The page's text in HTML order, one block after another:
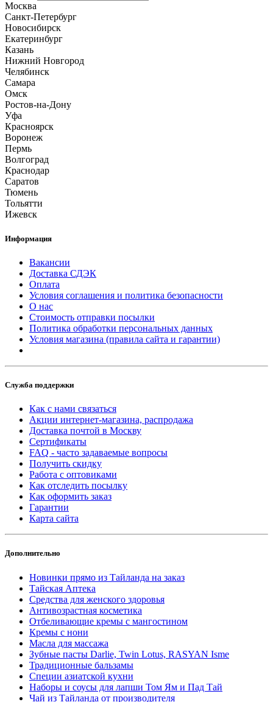
Москва
Санкт-Петербург
Новосибирск
Екатеринбург
Казань
Нижний Новгород
Челябинск
Самара
Омск
Ростов-на-Дону
Уфа
Красноярск
Воронеж
Пермь
Волгоград
Краснодар
Саратов
Тюмень
Тольятти
Ижевск
Информация
Вакансии
Доставка СДЭК
Оплата
Условия соглашения и политика безопасности
О нас
Стоимость отправки посылки
Политика обработки персональных данных
Условия магазина (правила сайта и гарантии)
Служба поддержки
Как с нами связаться
Акции интернет-магазина, распродажа
Доставка почтой в Москву
Сертификаты
FAQ - часто задаваемые вопросы
Получить скидку
Работа с оптовиками
Как отследить посылку
Как оформить заказ
Гарантии
Карта сайта
Дополнительно
Новинки прямо из Тайланда на заказ
Тайская Аптека
Средства для женского здоровья
Антивозрастная косметика
Отбеливающие кремы с мангостином
Кремы с нони
Масла для массажа
Зубные пасты Darlie, Twin Lotus, RASYAN Isme
Традиционные бальзамы
Специи азиатской кухни
Наборы и соусы для лапши Том Ям и Пад Тай
Чай из Тайланда от производителя